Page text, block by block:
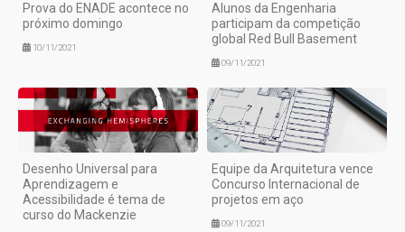
Prova do ENADE acontece no
próximo domingo
10/11/2021
Alunos da Engenharia
participam da competição
global Red Bull Basement
09/11/2021
Desenho Universal para
Aprendizagem e
Acessibilidade é tema de
curso do Mackenzie
Equipe da Arquitetura vence
Concurso Internacional de
projetos em aço
09/11/2021